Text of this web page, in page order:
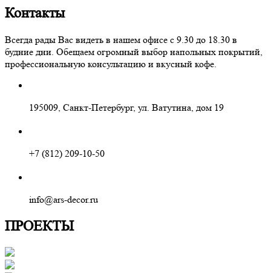
Контакты
Всегда рады Вас видеть в нашем офисе с 9.30 до 18.30 в
будние дни. Обещаем огромный выбор напольных покрытий,
профессиональную консультацию и вкусный кофе.
195009, Санкт-Петербург, ул. Ватутина, дом 19
+7 (812) 209-10-50
info@ars-decor.ru
ПРОЕКТЫ